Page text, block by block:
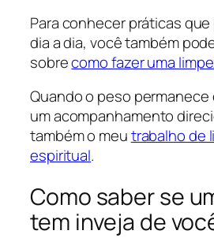
Para conhecer práticas
dia a dia, você também
sobrecomo fazer uma
Quando o peso permanece
um acompanhamento
também o meutrabalho de
espiritual.
Como saber se
tem inveja de